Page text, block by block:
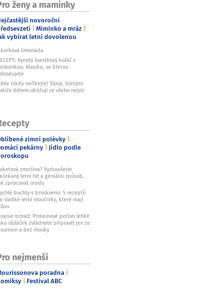
ženy a maminky
novoroční
Miminko a mráz
vybírat letní dovolenou
limonáda
Kynutý švestkový koláč s
Klasika, se kterou
nikdy neříkejte! Slova, kterými
dětem ubližují ze všeho nejvíc
zimní polévky
pekárny Jídlo podle
zmrzlina? Vyzkoušejte
letní hit a geniální způsob,
zpracovat úrodu
buchty s broskvemi: 5 receptů
sladké letní moučníky, které mají
bread: Proteinové pečivo lehké
obláček zvládnete připravit jen ze
a bez mouky
nejmenší
poradna
Festival ABC